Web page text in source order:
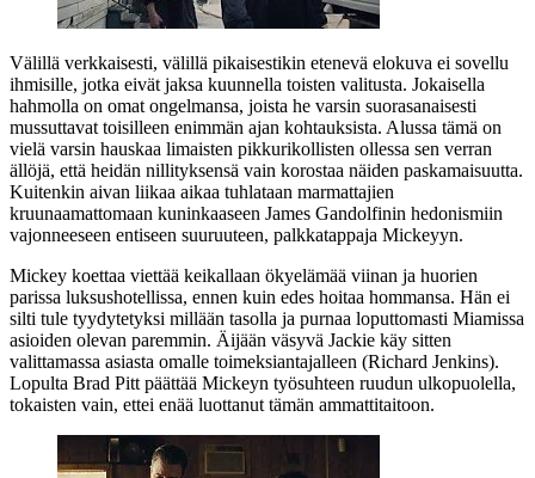
Välillä verkkaisesti, välillä pikaisestikin etenevä elokuva ei sovellu
ihmisille, jotka eivät jaksa kuunnella toisten valitusta. Jokaisella
hahmolla on omat ongelmansa, joista he varsin suorasanaisesti
mussuttavat toisilleen enimmän ajan kohtauksista. Alussa tämä on
vielä varsin hauskaa limaisten pikkurikollisten ollessa sen verran
ällöjä, että heidän nillityksensä vain korostaa näiden paskamaisuutta.
Kuitenkin aivan liikaa aikaa tuhlataan marmattajien
kruunaamattomaan kuninkaaseen James Gandolfinin hedonismiin
vajonneeseen entiseen suuruuteen, palkkatappaja Mickeyyn.
Mickey koettaa viettää keikallaan ökyelämää viinan ja huorien
parissa luksushotellissa, ennen kuin edes hoitaa hommansa. Hän ei
silti tule tyydytetyksi millään tasolla ja purnaa loputtomasti Miamissa
asioiden olevan paremmin. Äijään väsyvä Jackie käy sitten
valittamassa asiasta omalle toimeksiantajalleen (Richard Jenkins).
Lopulta Brad Pitt päättää Mickeyn työsuhteen ruudun ulkopuolella,
tokaisten vain, ettei enää luottanut tämän ammattitaitoon.